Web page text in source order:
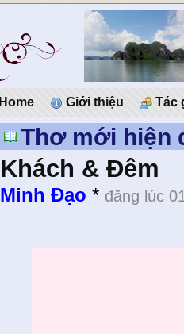
Home Giới thiệu Tác
Thơ mới hiện
Khách & Đêm
Minh Đạo * đăng lúc